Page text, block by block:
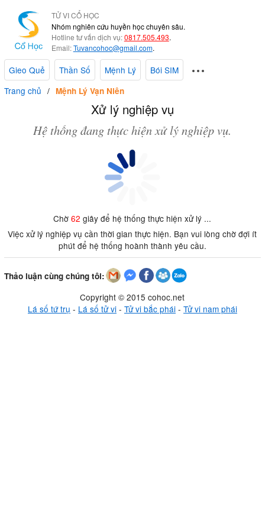
TỬ VI CỔ HỌC
Nhóm nghiên cứu huyền học chuyên sâu.
Hotline tư vấn dịch vụ:0817.505.493.
Email:Tuvancohoc@gmail.com.
Gieo Quẻ Thần Số Mệnh Lý
Bói SIM
Trang chủ
Mệnh Lý Vạn Niên
Xử lý nghiệp vụ
Hệ thống đang thực hiện xử lý nghiệp vụ.
Chờ62 giây để hệ thống thực hiện xử lý ...
Việc xử lý nghiệp vụ cần thời gian thực hiện. Bạn vui lòng chờ đợi ít
phút để hệ thống hoành thành yêu cầu.
Thảo luận cùng chúng tôi:
Copyright © 2015 cohoc.net
Lá số tứ trụ - Lá số tử vi- Tử vi bắc phái- Tử vi nam phái